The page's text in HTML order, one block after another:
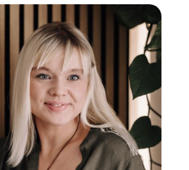
Mexiko – gemeinsam finden wir die
zu Dir passt.
Urlaub nicht allein planen.
Begleitung statt anonymer
statt Verkaufsdruck
Weniger Stress.
Für Dich entstehen dabei keine